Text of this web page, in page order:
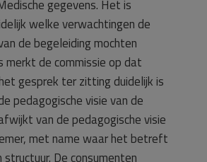
gegevens. Het is
welke verwachtingen de
de begeleiding mochten
merkt de commissie op dat
gesprek ter zitting duidelijk is
pedagogische visie van de
van de pedagogische visie
met name waar het betreft
De consumenten